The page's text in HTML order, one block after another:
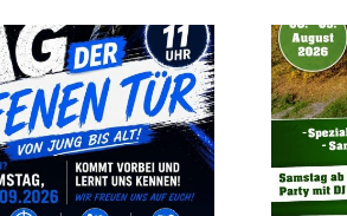
Sommerfest
der Dritten
Kompanie am
08. und